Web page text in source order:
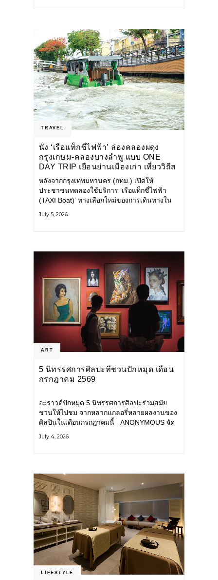
TRAVEL
นั่ง ‘เรือแท็กซี่ไฟฟ้า’ ล่องคลองผดุง
กรุงเกษม-คลองบางลำพู แบบ ONE
DAY TRIP เยือนย่านเมืองเก่า เที่ยววิถีส
โลว์ไลฟ์แบบรักษ์โลก
หลังจากกรุงเทพมหานคร (กทม.) เปิดให้
ประชาชนทดลองใช้บริการ ‘เรือแท็กซี่ไฟฟ้า
(TAXI Boat)’ ทางเลือกใหม่ของการเดินทางใน
แวดล้อม ผ่านแอปพลิเคชัน MuvMi (มูฟมี)
July 5, 2026
ART
5 นิทรรศการศิลปะที่ชวนปักหมุด เดือน
กรกฎาคม 2569
อะราวด์ปักหมุด 5 นิทรรศการศิลปะร่วมสมัย
ชวนให้ไปชม จากหลากแกลอรี่หลายผลงานของ
ศิลปินในเดือนกรกฎาคมนี้ ANONYMOUS จัด
กลุ่ม Anonymous โดยมี นิ่ม
July 4, 2026
LIFESTYLE